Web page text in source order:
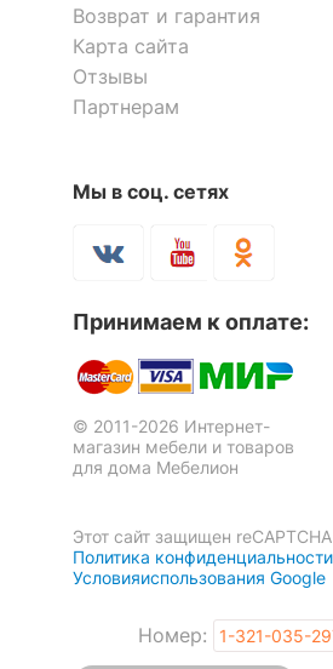
Возврат и гарантия
Карта сайта
Отзывы
Партнерам
Мы в соц. сетях
Принимаем к оплате:
© 2011-2026 Интернет-
магазин мебели и товаров
для дома Мебелион
Этот сайт защищен
Политика конфиденциальности
Условияиспользования Google
Номер: 1-321-035-